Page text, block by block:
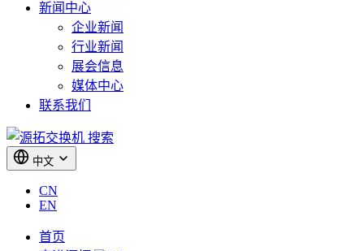
新闻中心
企业新闻
行业新闻
展会信息
媒体中心
联系我们
搜索
中文
CN
EN
首页